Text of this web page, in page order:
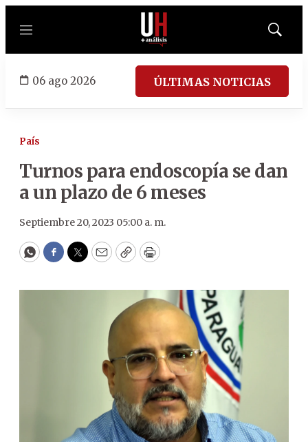
Menú
Mostrar
06 ago 2026 ÚLTIMAS NOTICIAS
País
Turnos para endoscopía se dan
a un plazo de 6 meses
Septiembre 20, 2023 05:00 a. m.
WhatsApp
Facebook
Twitter
EmailCopyPrint